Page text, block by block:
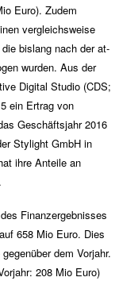
Euro). Zudem
vergleichsweise
bislang nach der at-
wurden. Aus der
Digital Studio (CDS;
ein Ertrag von
Geschäftsjahr 2016
Stylight GmbH in
ihre Anteile an
Finanzergebnisses
658 Mio Euro. Dies
gegenüber dem Vorjahr.
208 Mio Euro)